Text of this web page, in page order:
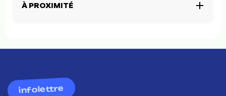
À PROXIMITÉ
infolettre